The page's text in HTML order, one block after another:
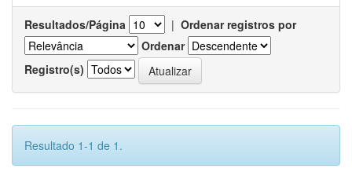
Resultados/Página | Ordenar registros por
Ordenar
Registro(s)
Resultado 1-1 de 1.